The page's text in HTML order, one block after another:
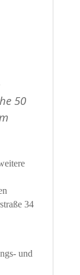
50
34
und